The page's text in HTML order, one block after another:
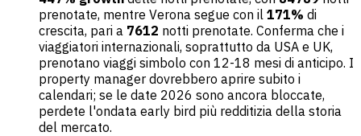
prenotate, mentre Verona segue con il 171% di
crescita, pari a 7612 notti prenotate. Conferma che i
viaggiatori internazionali, soprattutto da USA e UK,
prenotano viaggi simbolo con 12-18 mesi di anticipo. I
property manager dovrebbero aprire subito i
calendari; se le date 2026 sono ancora bloccate,
perdete l'ondata early bird più redditizia della storia
del mercato.